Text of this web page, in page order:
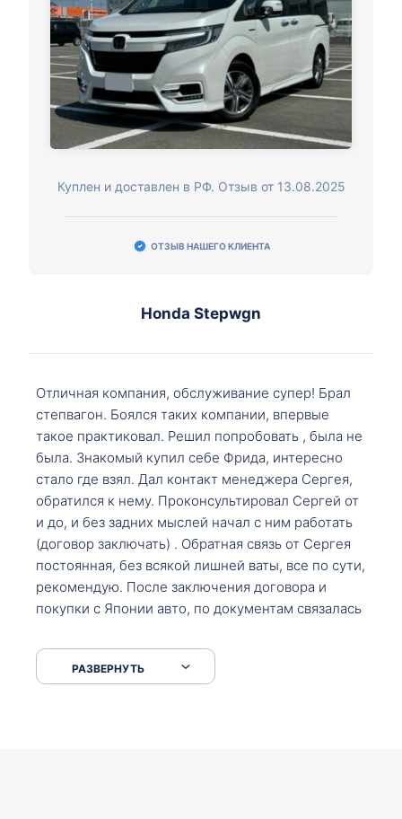
Куплен и доставлен в РФ. Отзыв от 13.08.2025
ОТЗЫВ НАШЕГО КЛИЕНТА
Honda Stepwgn
Отличная компания, обслуживание супер! Брал
степвагон. Боялся таких компании, впервые
такое практиковал. Решил попробовать , была не
была. Знакомый купил себе Фрида, интересно
стало где взял. Дал контакт менеджера Сергея,
обратился к нему. Проконсультировал Сергей от
и до, и без задних мыслей начал с ним работать
(договор заключать) . Обратная связь от Сергея
постоянная, без всякой лишней ваты, все по сути,
рекомендую. После заключения договора и
покупки с Японии авто, по документам связалась
что заполнить, куда зайти, образцы и т.д. После
приехал за авто. Меня тепло встретили Сергей с
РАЗВЕРНУТЬ